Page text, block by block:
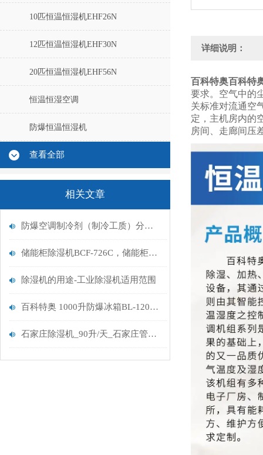
10匹恒温恒湿机EHF26N
12匹恒温恒湿机EHF30N
20匹恒温恒湿机EHF56N
恒温恒湿空调
防爆恒温恒湿机
查看全部
相关文章
防爆空调制冷剂（制冷工质）分类及选型标准
储能柜除湿机BCF-726C，储能柜防爆除湿机
除湿机的用途-工业除湿机适用范围
百科特奥 1000升防爆冰箱BL-1200 和常规冰箱有何不同
石家庄除湿机_90升/天_石家庄管道除湿机
详细说明：
百科特奥百科特
要求。空气中的
关标准对流通空
定，主机房内的
房间、走廊间压